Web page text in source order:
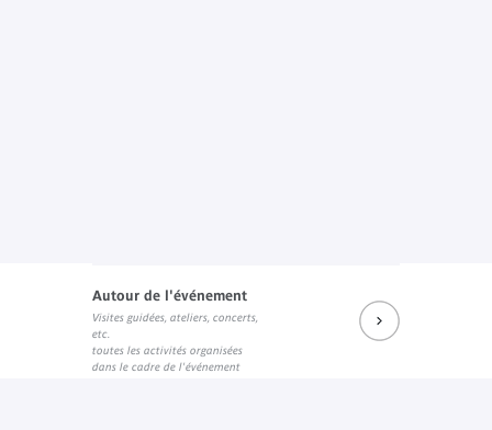
Autour de l'événement
Visites guidées, ateliers, concerts,
etc.
toutes les activités organisées
dans le cadre de l'événement